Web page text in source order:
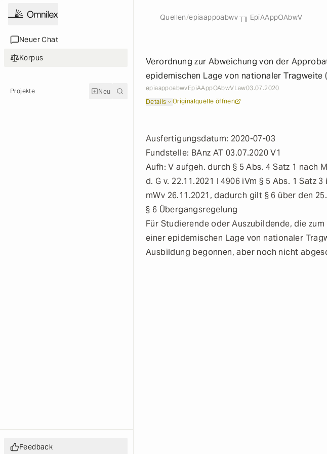
Neuer Chat
Neuer Chat
Korpus
Korpus
Projekte Neu
Feedback
Feedback
Quellen/epiaappoabwv ┬╖ EpiAAppOAbwV
Verordnung zur Abweichung von der
epidemischen Lage von nationaler Tragweite
epiaappoabwvEpiAAppOAbwVLaw03.07.2020
Details
Originalquelle öffnen
Ausfertigungsdatum: 2020-07-03
Fundstelle: BAnz AT 03.07.2020 V1
Aufh: V aufgeh. durch § 5 Abs. 4 Satz 1 nach
d. G v. 22.11.2021 I 4906 iVm § 5 Abs. 1 Satz
mWv 26.11.2021, dadurch gilt § 6 über den
§ 6 Übergangsregelung
Für Studierende oder Auszubildende, die
einer epidemischen Lage von nationaler
Ausbildung begonnen, aber noch nicht